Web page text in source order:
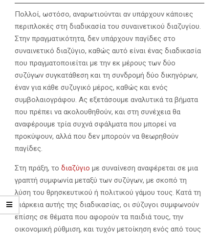
Πολλοί, ωστόσο, αναρωτιούνται αν υπάρχουν κάποιες
περιπλοκές στη διαδικασία του συναινετικού διαζυγίου.
Στην πραγματικότητα, δεν υπάρχουν παγίδες στο
συναινετικό διαζύγιο, καθώς αυτό είναι ένας διαδικασία
που πραγματοποιείται με την εκ μέρους των δύο
συζύγων συγκατάθεση και τη συνδρομή δύο δικηγόρων,
έναν για κάθε συζυγικό μέρος, καθώς και ενός
συμβολαιογράφου. Ας εξετάσουμε αναλυτικά τα βήματα
που πρέπει να ακολουθηθούν, και στη συνέχεια θα
αναφέρουμε τρία συχνά σφάλματα που μπορεί να
προκύψουν, αλλά που δεν μπορούν να θεωρηθούν
παγίδες.
Στη πράξη, το διαζύγιο με συναίνεση αναφέρεται σε μια
γραπτή συμφωνία μεταξύ των συζύγων, με σκοπό τη
λύση του θρησκευτικού ή πολιτικού γάμου τους. Κατά τη
διάρκεια αυτής της διαδικασίας, οι σύζυγοι συμφωνούν
επίσης σε θέματα που αφορούν τα παιδιά τους, την
οικονομική ρύθμιση, και τυχόν μετοίκηση ενός από τους